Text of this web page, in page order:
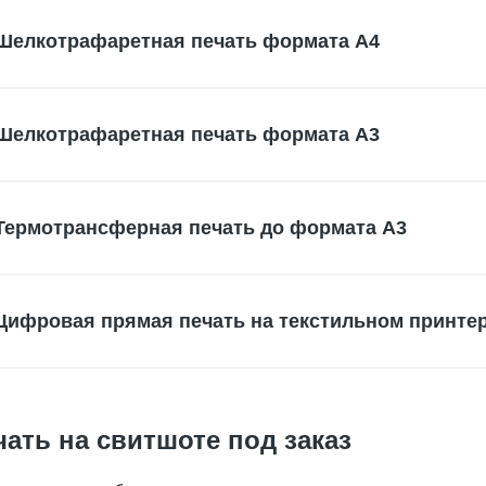
печать формата А4
печать формата А3
печать до формата А3
прямая печать на текстильном
на свитшоте под заказ